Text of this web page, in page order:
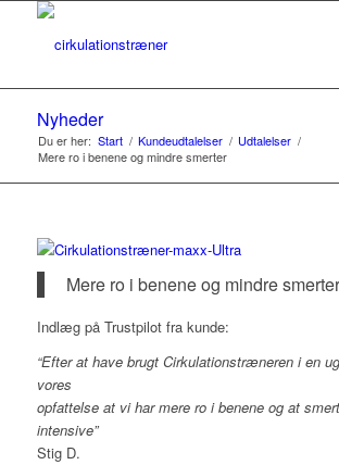
Nyheder
Du er her: Start / Kundeudtalelser / Udtalelser /
Mere ro i benene og mindre smerter
Mere ro i benene og mindre smerter
Indlæg på Trustpilot fra kunde:
“Efter at have brugt Cirkulationstræneren i en
vores
opfattelse at vi har mere ro i benene og at
intensive”
Stig D.